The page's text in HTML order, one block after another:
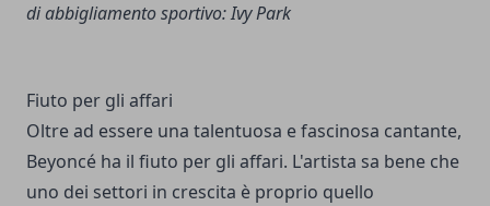
di abbigliamento sportivo: Ivy Park
Fiuto per gli affari
Oltre ad essere una talentuosa e fascinosa cantante,
Beyoncé ha il fiuto per gli affari. L'artista sa bene che
uno dei settori in crescita è proprio quello